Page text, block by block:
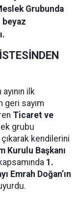
Grubunda
beyaz
ayının ilk
geri sayım
Ticaret ve
grubu
kendilerini
Kurulu Başkanı
1.
Emrah Doğan’ın